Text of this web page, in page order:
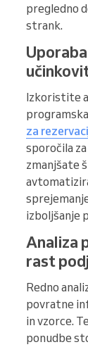
pregledno
strank.
Izkoristite
za
sporočila
zmanjšate
izboljšanje
Analiza
rast
Redno
povratne
in vzorce.
ponudbe